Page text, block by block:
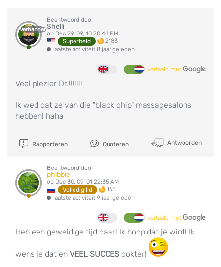
Verbannen
Beantwoord door
Shelli
op Dec 29, 09, 10:20:44 PM
Superheld
2183
laatste activiteit 8 jaar geleden
vertaald met
Veel plezier Dr.!!!!!!!
Ik wed dat ze van die "black chip" massagesalons
hebben! haha
Rapporteren Quoteren Antwoorden
Beantwoord door
phibbie
op Dec 30, 09, 01:22:35 AM
Volledig lid
165
laatste activiteit 9 jaar geleden
vertaald met
Heb een geweldige tijd daar! Ik hoop dat je wint! Ik
wens je dat en VEEL SUCCES dokter!